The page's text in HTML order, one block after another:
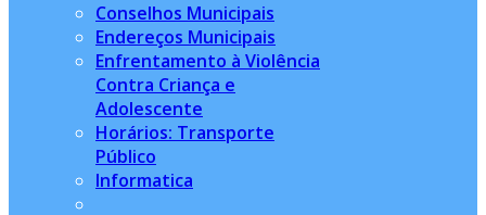
Conselhos Municipais
Endereços Municipais
Enfrentamento à Violência
Contra Criança e
Adolescente
Horários: Transporte
Público
Informatica